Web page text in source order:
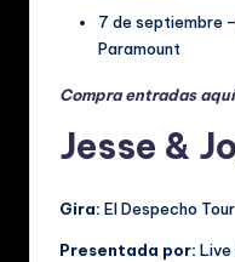
7 de septiembre
Paramount
Compra entradas aquí
Jesse &
Gira: El Despecho Tour
Presentada por: